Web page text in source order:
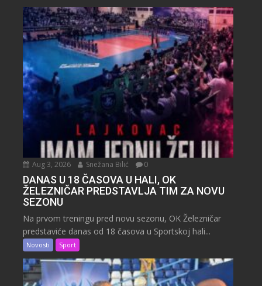
Aug 3, 2026 Snežana Bilić 0
DANAS U 18 ČASOVA U HALI, OK
ŽELEZNIČAR PREDSTAVLJA TIM ZA NOVU
SEZONU
Na prvom treningu pred novu sezonu, OK Železničar
predstaviće danas od 18 časova u Sportskoj hali...
Novosti Sport